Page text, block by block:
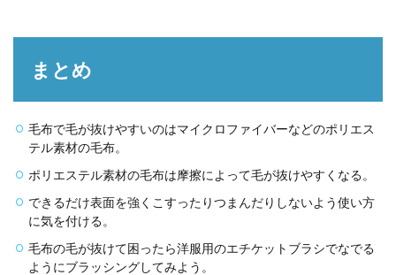
まとめ
毛布で毛が抜けやすいのはマイクロファイバーなどのポリエス
テル素材の毛布。
ポリエステル素材の毛布は摩擦によって毛が抜けやすくなる。
できるだけ表面を強くこすったりつまんだりしないよう使い方
に気を付ける。
毛布の毛が抜けて困ったら洋服用のエチケットブラシでなでる
ようにブラッシングしてみよう。